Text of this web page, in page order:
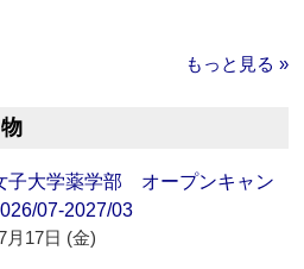
もっと見る »
子大学薬学部 オープンキャン
07-2027/03
月17日 (金)